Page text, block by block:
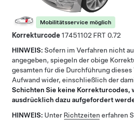
Mobilitätsservice möglich
Korrekturcode17451102
0.72
HINWEIS: Sofern im Verfahren nicht
angegeben, spiegeln der obige
gesamten für die Durchführung
Aufwand wider, einschließlich der
Schichten Sie keine Korrekturcodes,
ausdrücklich dazu aufgefordert
HINWEIS: Unter Richtzeiten erfahren